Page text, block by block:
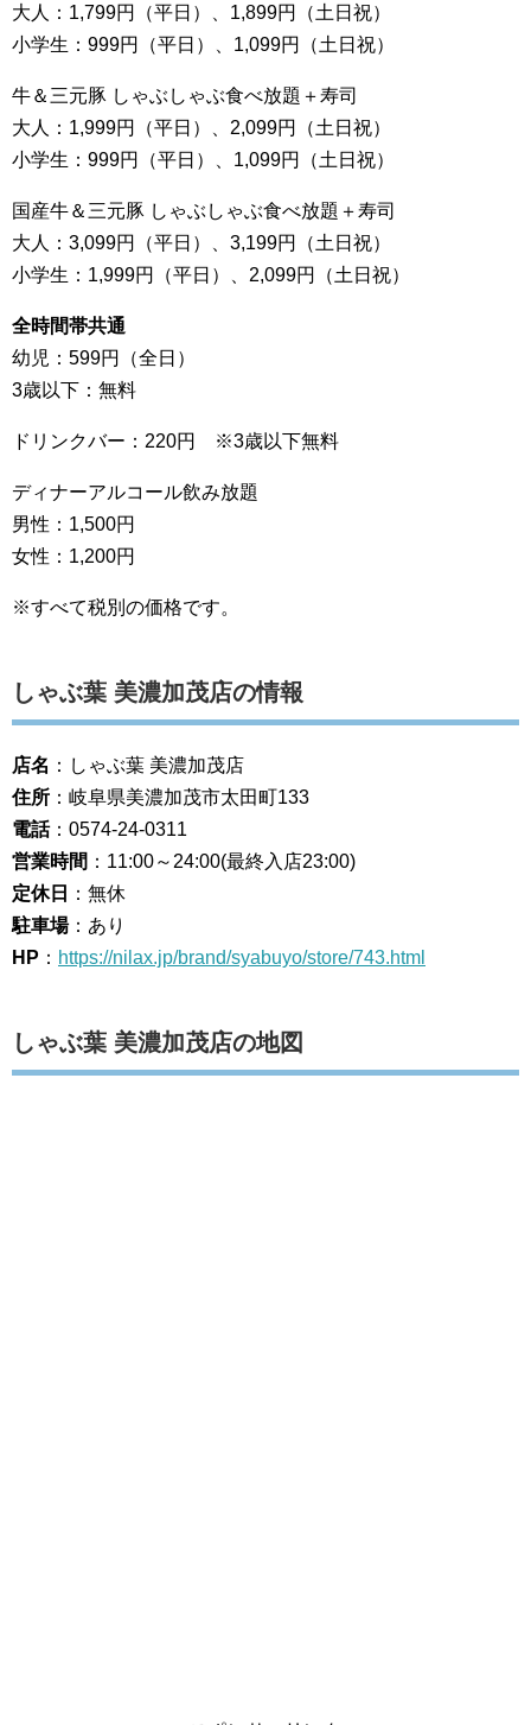
大人：1,799円（平日）、1,899円（土日祝）
小学生：999円（平日）、1,099円（土日祝）
牛＆三元豚 しゃぶしゃぶ食べ放題＋寿司
大人：1,999円（平日）、2,099円（土日祝）
小学生：999円（平日）、1,099円（土日祝）
国産牛＆三元豚 しゃぶしゃぶ食べ放題＋寿司
大人：3,099円（平日）、3,199円（土日祝）
小学生：1,999円（平日）、2,099円（土日祝）
全時間帯共通
幼児：599円（全日）
3歳以下：無料
ドリンクバー：220円 ※3歳以下無料
ディナーアルコール飲み放題
男性：1,500円
女性：1,200円
※すべて税別の価格です。
しゃぶ葉 美濃加茂店の情報
店名 ：しゃぶ葉 美濃加茂店
住所 ：岐阜県美濃加茂市太田町133
電話：0574-24-0311
営業時間 ：11:00～24:00(最終入店23:00)
定休日
：無休
駐車場：あり
HP ： https://nilax.jp/brand/syabuyo/store/743.html
しゃぶ葉 美濃加茂店の地図